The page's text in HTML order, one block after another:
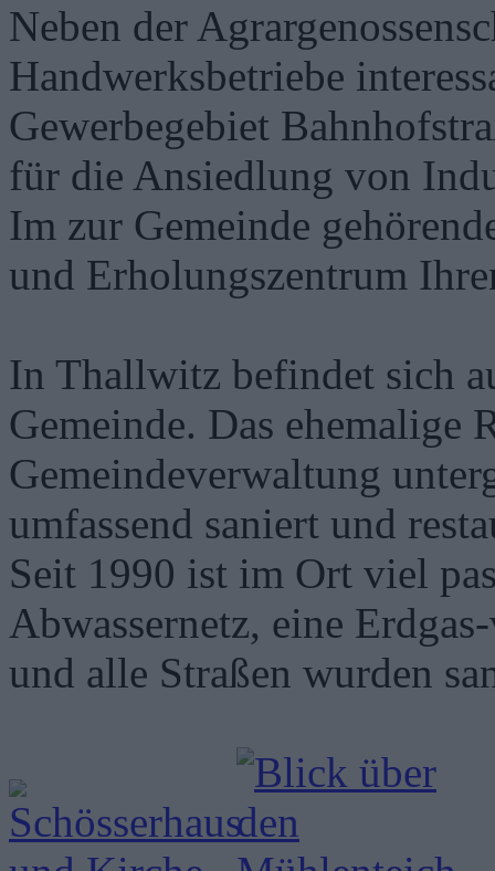
Neben der
Handwerksbetriebe
Gewerbegebiet
für die Ansiedlung von
Im zur Gemeinde
und Erholungszentrum
In Thallwitz befindet sich
Gemeinde. Das ehemalige
Gemeindeverwaltung
umfassend saniert und
Seit 1990 ist im Ort viel
Abwassernetz, eine
und alle Straßen wurden